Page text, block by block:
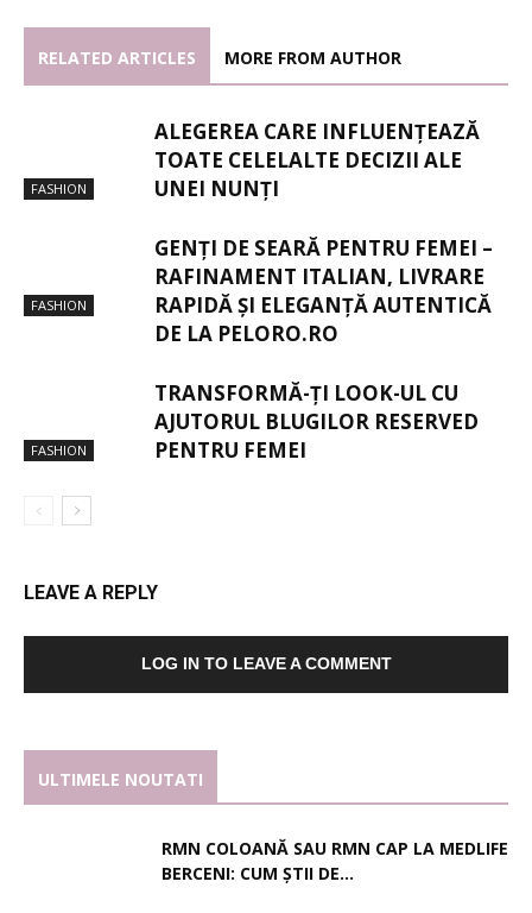
RELATED ARTICLES MORE FROM AUTHOR
FASHION
ALEGEREA CARE INFLUENȚEAZĂ
TOATE CELELALTE DECIZII ALE
UNEI NUNȚI
FASHION
GENȚI DE SEARĂ PENTRU FEMEI –
RAFINAMENT ITALIAN, LIVRARE
RAPIDĂ ȘI ELEGANȚĂ AUTENTICĂ
DE LA PELORO.RO
FASHION
TRANSFORMĂ-ȚI LOOK-UL CU
AJUTORUL BLUGILOR RESERVED
PENTRU FEMEI
LEAVE A REPLY
LOG IN TO LEAVE A COMMENT
ULTIMELE NOUTATI
RMN COLOANĂ SAU RMN CAP LA MEDLIFE
BERCENI: CUM ȘTII DE...